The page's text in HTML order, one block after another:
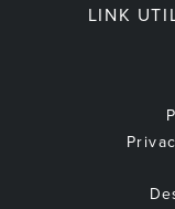
LINK